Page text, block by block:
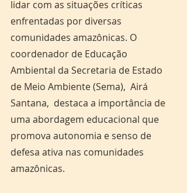
lidar com as situações críticas
enfrentadas por diversas
comunidades amazônicas. O
coordenador de Educação
Ambiental da Secretaria de Estado
de Meio Ambiente (Sema),  Airá
Santana,  destaca a importância de
uma abordagem educacional que
promova autonomia e senso de
defesa ativa nas comunidades
amazônicas.